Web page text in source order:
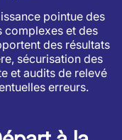
pointue des
complexes et des
des résultats
sécurisation des
et audits de relevé
erreurs.